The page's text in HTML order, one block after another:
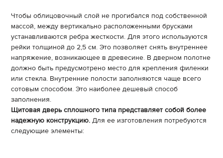
Чтобы облицовочный слой не прогибался под собственной
массой, между вертикально расположенными брусками
устанавливаются ребра жесткости. Для этого используются
рейки толщиной до 2,5 см. Это позволяет снять внутреннее
напряжение, возникающее в древесине. В дверном полотне
должно быть предусмотрено место для крепления филенки
или стекла. Внутренние полости заполняются чаще всего
сотовым способом. Это наиболее дешевый способ
заполнения.
Щитовая дверь сплошного типа представляет собой более
надежную конструкцию.Для ее изготовления потребуются
следующие элементы: